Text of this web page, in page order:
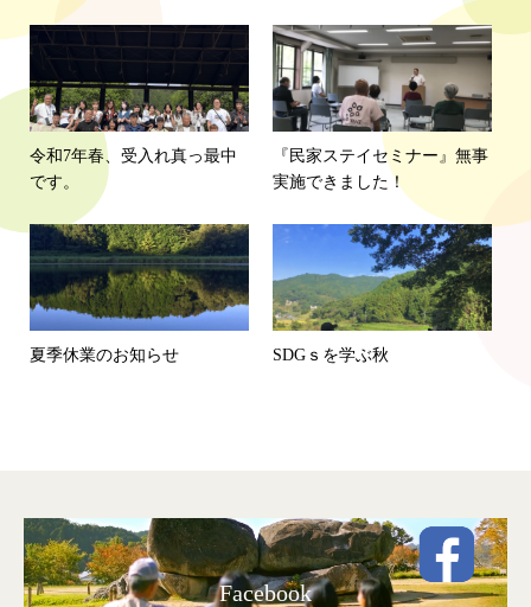
令和7年春、受入れ真っ最中
です。
『民家ステイセミナー』無事
実施できました！
夏季休業のお知らせ SDGｓを学ぶ秋
Facebook